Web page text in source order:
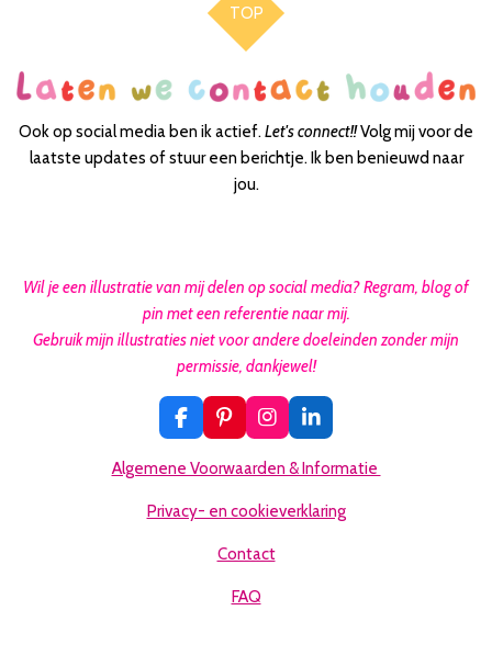
TOP
Ook op social media ben ik actief.Let's connect!!Volg mij voor de
laatste updates of stuur een berichtje. Ik ben benieuwd naar
jou.
Wil je een illustratie van mij delen op social media? Regram, blog of
pin met een referentie naar mij.
Gebruik mijn illustraties niet voor andere doeleinden zonder mijn
permissie, dankjewel!
F
a
c
b
o
P
i
n
e
r
e
s
I
n
s
a
g
r
a
L
i
n
e
d
Algemene Voorwaarden & Informatie
Privacy- en cookieverklaring
Contact
FAQ